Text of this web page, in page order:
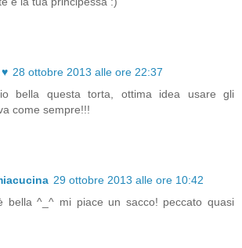
28 ottobre 2013 alle ore 22:37
bella questa torta, ottima idea usare gli
come sempre!!!
29 ottobre 2013 alle ore 10:42
bella ^_^ mi piace un sacco! peccato quasi